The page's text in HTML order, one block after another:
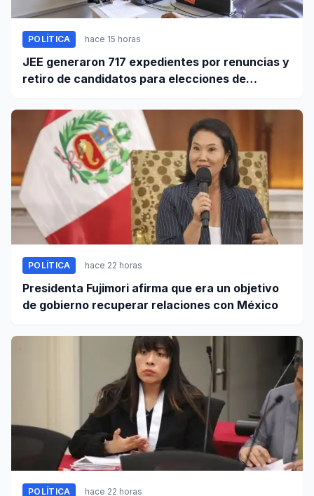
POLÍTICA hace 15 horas
JEE generaron 717 expedientes por renuncias y
retiro de candidatos para elecciones de
POLÍTICA hace 22 horas
Presidenta Fujimori afirma que era un objetivo
de gobierno recuperar relaciones con México
POLÍTICA hace 22 horas